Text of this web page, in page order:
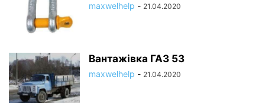
maxwelhelp - 21.04.2020
Вантажівка ГАЗ 53
maxwelhelp - 21.04.2020